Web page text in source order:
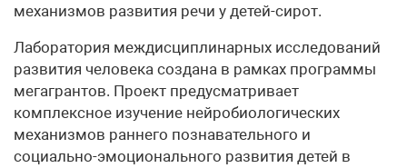
механизмов развития речи у детей-сирот.
Лаборатория междисциплинарных исследований
развития человека создана в рамках программы
мегагрантов. Проект предусматривает
комплексное изучение нейробиологических
механизмов раннего познавательного и
социально-эмоционального развития детей в